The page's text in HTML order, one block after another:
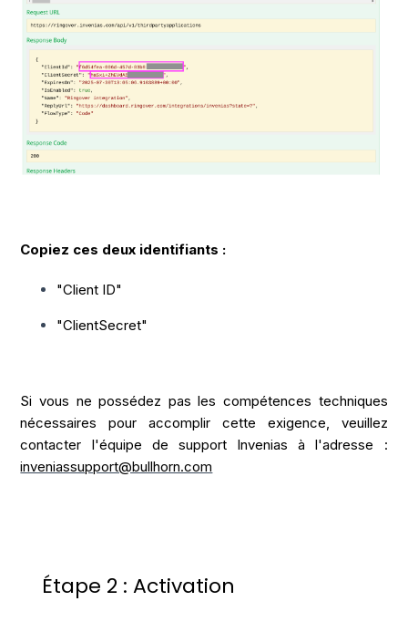
Copiez ces deux identifiants :
"Client ID"
"ClientSecret"
Si vous ne possédez pas les compétences techniques
nécessaires pour accomplir cette exigence, veuillez
contacter l'équipe de support Invenias à l'adresse :
inveniassupport@bullhorn.com
Étape 2 : Activation